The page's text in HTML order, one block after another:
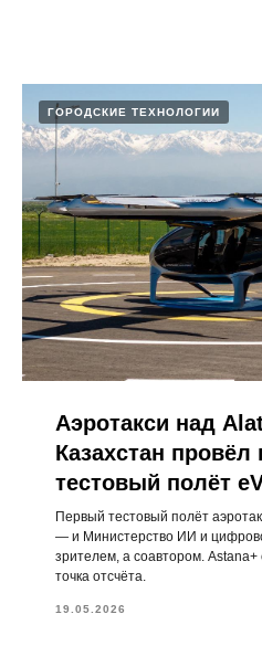
ГОРОДСКИЕ ТЕХНОЛОГИИ
Аэротакси над
Казахстан
тестовый полёт
Первый тестовый полёт
— и Министерство ИИ и
зрителем, а соавтором.
точка отсчёта.
19.05.2026